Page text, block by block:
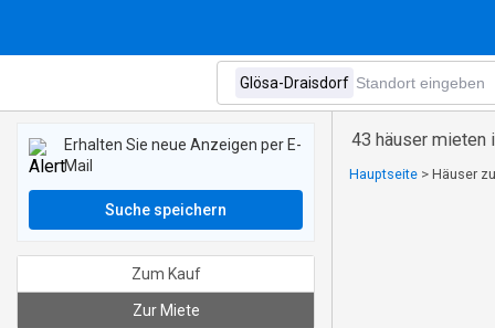
43 häuser mieten
Hauptseite > Häuser
Erhalten Sie neue Anzeigen per E-
Mail
Suche speichern
Zum Kauf
Zur Miete